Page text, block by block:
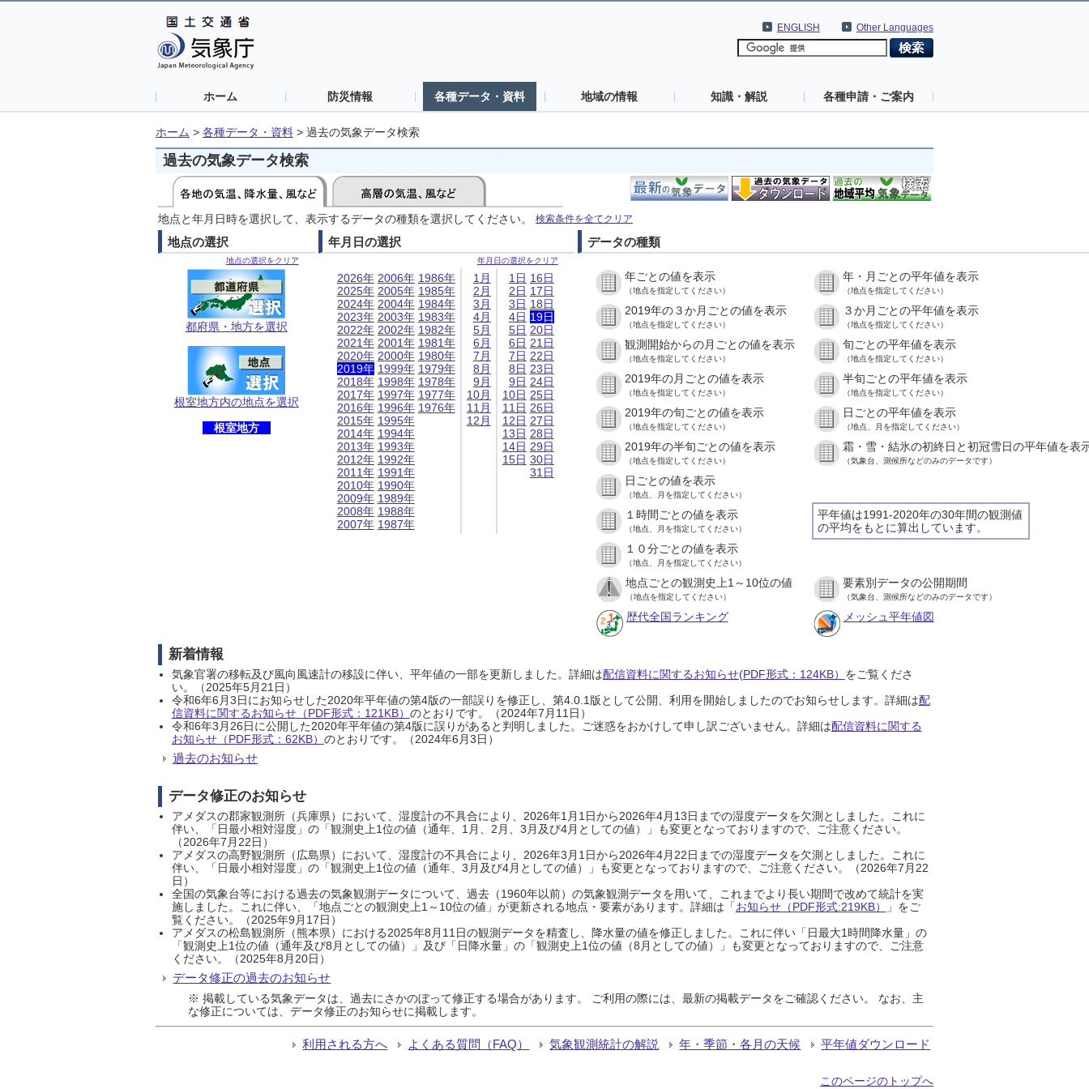
Other Languages
ENGLISH
ホーム 防災情報 各種データ・資料 地域の情報 知識・解説 各種申請・ご案内
ホーム > 各種データ・資料 > 過去の気象データ検索
過去の気象データ検索
地点と年月日時を選択して、表示するデータの種類を選択してください。 検索条件を全てクリア
地点の選択
地点の選択をクリア
都府県・地方を選択
根室地方内の地点を選択
根室地方
年月日の選択
年月日の選択をクリア
2026年
2025年
2024年
2023年
2022年
2021年
2020年
2019年
2018年
2017年
2016年
2015年
2014年
2013年
2012年
2011年
2010年
2009年
2008年
2007年
2006年
2005年
2004年
2003年
2002年
2001年
2000年
1999年
1998年
1997年
1996年
1995年
1994年
1993年
1992年
1991年
1990年
1989年
1988年
1987年
1986年
1985年
1984年
1983年
1982年
1981年
1980年
1979年
1978年
1977年
1976年
1月
2月
3月
4月
5月
6月
7月
8月
9月
10月
11月
12月
1日
2日
3日
4日
5日
6日
7日
8日
9日
10日
11日
12日
13日
14日
15日
16日
17日
18日
19日
20日
21日
22日
23日
24日
25日
26日
27日
28日
29日
30日
31日
データの種類
年ごとの値を表示
（地点を指定してください）
年・月ごとの平年値を表示
（地点を指定してください）
2019年の３か月ごとの値を表示
（地点を指定してください）
３か月ごとの平年値を表示
（地点を指定してください）
観測開始からの月ごとの値を表示
（地点を指定してください）
旬ごとの平年値を表示
（地点を指定してください）
2019年の月ごとの値を表示
（地点を指定してください）
半旬ごとの平年値を表示
（地点を指定してください）
2019年の旬ごとの値を表示
（地点を指定してください）
日ごとの平年値を表示
（地点、月を指定してください）
2019年の半旬ごとの値を表示
（地点を指定してください）
霜・雪・結氷の初終日と初冠雪日の平年値を表
（気象台、測候所などのみのデータです）
日ごとの値を表示
（地点、月を指定してください）
平年値は1991-2020年の30年間の観測値
の平均をもとに算出しています。
１時間ごとの値を表示
（地点、月を指定してください）
１０分ごとの値を表示
（地点、月を指定してください）
地点ごとの観測史上1～10位の値
（地点を指定してください）
要素別データの公開期間
（気象台、測候所などのみのデータです）
歴代全国ランキング メッシュ平年値図
新着情報
気象官署の移転及び風向風速計の移設に伴い、平年値の一部を更新しました。詳細は配信資料に関するお知らせ(PDF形式：124KB） をご覧くださ
い。（2025年5月21日）
令和6年6月3日にお知らせした2020年平年値の第4版の一部誤りを修正し、第4.0.1版として公開、利用を開始しましたのでお知らせします。詳細は配
信資料に関するお知らせ（PDF形式：121KB） のとおりです。（2024年7月11日）
令和6年3月26日に公開した2020年平年値の第4版に誤りがあると判明しました。ご迷惑をおかけして申し訳ございません。詳細は配信資料に関する
お知らせ（PDF形式：62KB） のとおりです。（2024年6月3日）
過去のお知らせ
データ修正のお知らせ
アメダスの郡家観測所（兵庫県）において、湿度計の不具合により、2026年1月1日から2026年4月13日までの湿度データを欠測としました。これに
伴い、「日最小相対湿度」の「観測史上1位の値（通年、1月、2月、3月及び4月としての値）」も変更となっておりますので、ご注意ください。
（2026年7月22日）
アメダスの高野観測所（広島県）において、湿度計の不具合により、2026年3月1日から2026年4月22日までの湿度データを欠測としました。これに
伴い、「日最小相対湿度」の「観測史上1位の値（通年、3月及び4月としての値）」も変更となっておりますので、ご注意ください。（2026年7月22
日）
全国の気象台等における過去の気象観測データについて、過去（1960年以前）の気象観測データを用いて、これまでより長い期間で改めて統計を実
施しました。これに伴い、「地点ごとの観測史上1～10位の値」が更新される地点・要素があります。詳細は「お知らせ（PDF形式:219KB）
」をご
覧ください。（2025年9月17日）
アメダスの松島観測所（熊本県）における2025年8月11日の観測データを精査し、降水量の値を修正しました。これに伴い「日最大1時間降水量」の
「観測史上1位の値（通年及び8月としての値）」及び「日降水量」の「観測史上1位の値（8月としての値）」も変更となっておりますので、ご注意
ください。（2025年8月20日）
データ修正の過去のお知らせ
※ 掲載している気象データは、過去にさかのぼって修正する場合があります。 ご利用の際には、最新の掲載データをご確認ください。 なお、主
な修正については、データ修正のお知らせに掲載します。
利用される方へ よくある質問（FAQ） 気象観測統計の解説 年・季節・各月の天候 平年値ダウンロード
このページのトップへ